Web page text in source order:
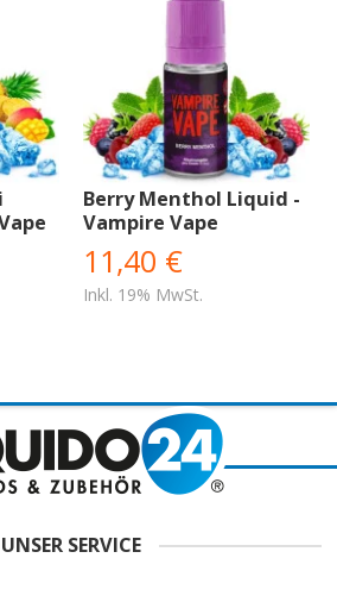
Berry Menthol Liquid -
Vampire Vape
11,40 €
Inkl. 19% MwSt.
UNSER SERVICE